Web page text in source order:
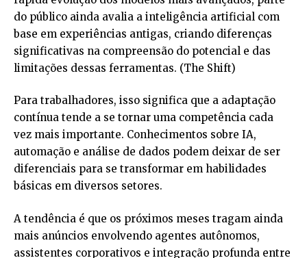
do público ainda avalia a inteligência artificial com
base em experiências antigas, criando diferenças
significativas na compreensão do potencial e das
limitações dessas ferramentas. (The Shift)
Para trabalhadores, isso significa que a adaptação
contínua tende a se tornar uma competência cada
vez mais importante. Conhecimentos sobre IA,
automação e análise de dados podem deixar de ser
diferenciais para se transformar em habilidades
básicas em diversos setores.
A tendência é que os próximos meses tragam ainda
mais anúncios envolvendo agentes autônomos,
assistentes corporativos e integração profunda entre